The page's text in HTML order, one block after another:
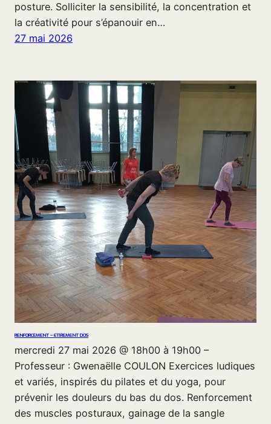
posture. Solliciter la sensibilité, la concentration et
la créativité pour s’épanouir en…
27 mai 2026
RENFORCEMENT – ETIREMENT DOS
mercredi 27 mai 2026 @ 18h00 à 19h00 –
Professeur : Gwenaëlle COULON Exercices ludiques
et variés, inspirés du pilates et du yoga, pour
prévenir les douleurs du bas du dos. Renforcement
des muscles posturaux, gainage de la sangle